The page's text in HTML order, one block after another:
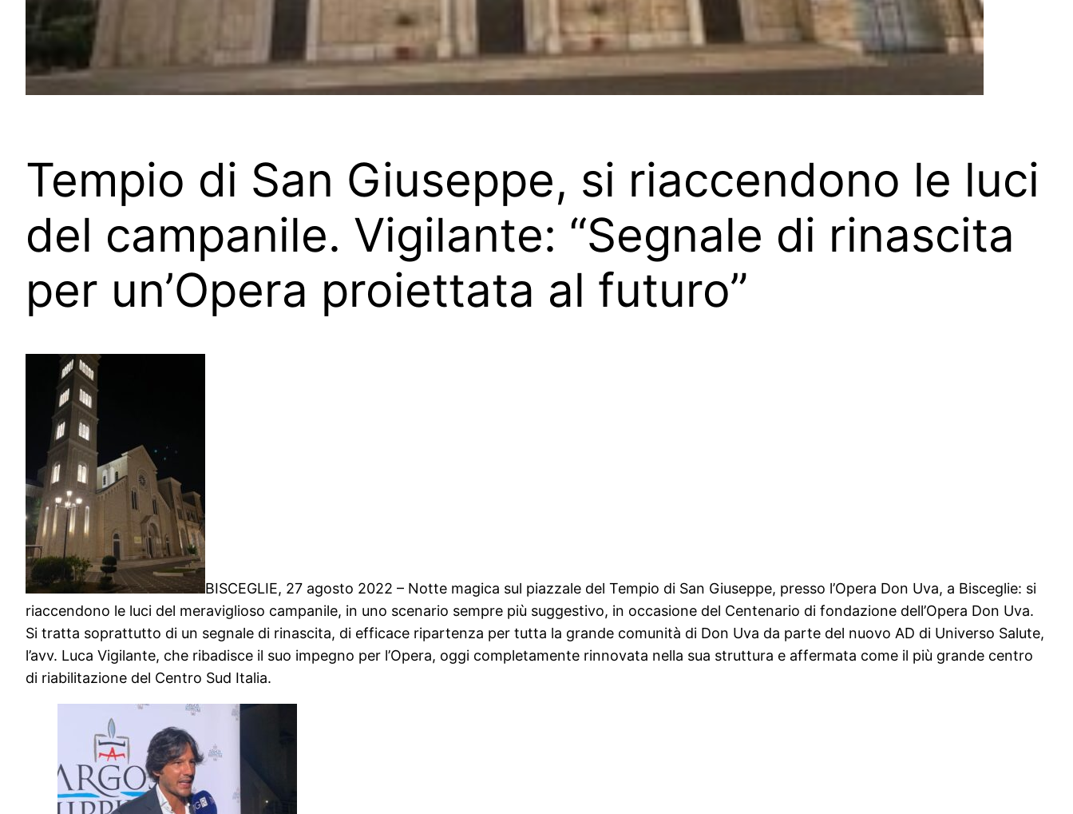
Tempio di San Giuseppe, si riaccendono le luci
del campanile. Vigilante: “Segnale di rinascita
per un’Opera proiettata al futuro”
BISCEGLIE, 27 agosto 2022 – Notte magica sul piazzale del Tempio di San Giuseppe, presso l’Opera Don Uva, a Bisceglie: si
riaccendono le luci del meraviglioso campanile, in uno scenario sempre più suggestivo, in occasione del Centenario di fondazione dell’Opera Don Uva.
Si tratta soprattutto di un segnale di rinascita, di efficace ripartenza per tutta la grande comunità di Don Uva da parte del nuovo AD di Universo Salute,
l’avv. Luca Vigilante, che ribadisce il suo impegno per l’Opera, oggi completamente rinnovata nella sua struttura e affermata come il più grande centro
di riabilitazione del Centro Sud Italia.